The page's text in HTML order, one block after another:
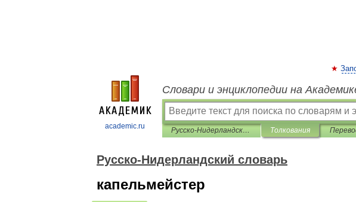
academic.ru
Словари и энциклопедии на
Русско-Нидерландский словарь Толкования
Русско-Нидерландский словарь
капельмейстер